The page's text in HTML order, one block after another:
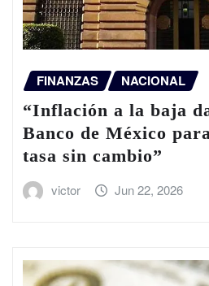
FINANZAS NACIONAL
“Inflación a la baja
Banco de México
tasa sin cambio”
victor Jun 22, 2026